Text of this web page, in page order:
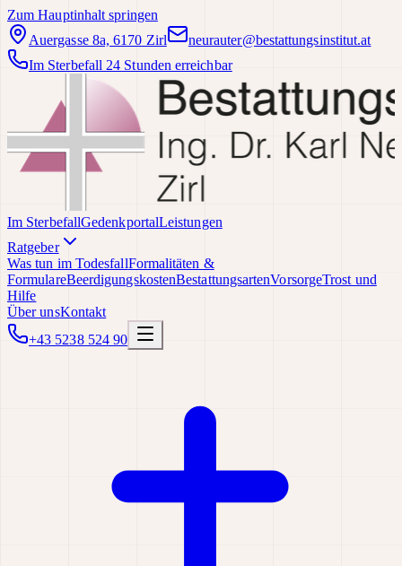
Zum Hauptinhalt springen
Auergasse 8a, 6170 Zirl
neurauter@bestattungsinstitut.at
Im Sterbefall 24 Stunden erreichbar
Im SterbefallGedenkportalLeistungen
Ratgeber
Was tun im TodesfallFormalitäten &
FormulareBeerdigungskostenBestattungsartenVorsorgeTrost und
Hilfe
Über unsKontakt
+43 5238 524 90